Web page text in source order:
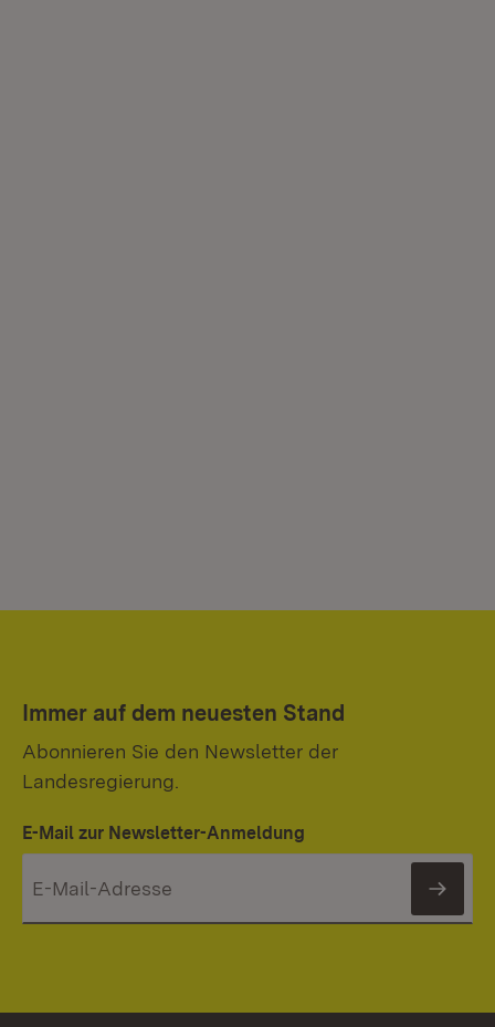
Immer auf dem neuesten Stand
Abonnieren Sie den Newsletter der
Landesregierung.
E-Mail zur Newsletter-Anmeldung